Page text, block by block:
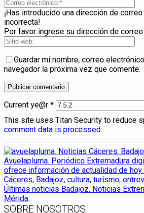
¡Has introducido una dirección de
incorrecta!
Por favor ingrese su dirección de
Guardar mi nombre, correo
navegador la próxima vez que comente.
Current ye@r *
This site uses Titan Security to reduce
comment data is processed .
SOBRE NOSOTROS